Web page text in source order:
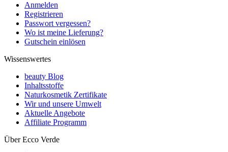
Anmelden
Registrieren
Passwort vergessen?
Wo ist meine Lieferung?
Gutschein einlösen
Wissenswertes
beauty Blog
Inhaltsstoffe
Naturkosmetik Zertifikate
Wir und unsere Umwelt
Aktuelle Angebote
Affiliate Programm
Über Ecco Verde